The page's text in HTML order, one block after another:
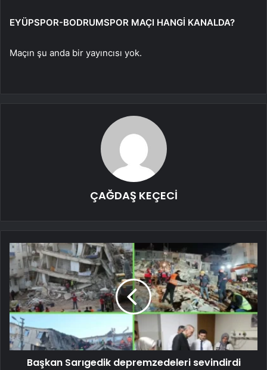
EYÜPSPOR-BODRUMSPOR MAÇI HANGİ KANALDA?
Maçın şu anda bir yayıncısı yok.
ÇAĞDAŞ KEÇECİ
Başkan Sarıgedik depremzedeleri sevindirdi